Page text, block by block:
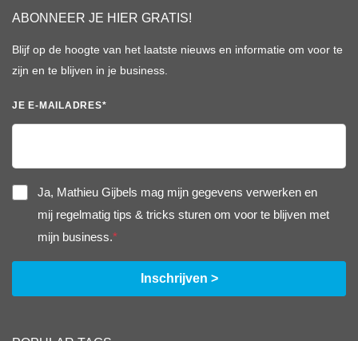
ABONNEER JE HIER GRATIS!
Blijf op de hoogte van het laatste nieuws en informatie om voor te
zijn en te blijven in je business.
JE E-MAILADRES*
Ja, Mathieu Gijbels mag mijn gegevens verwerken en
mij regelmatig tips & tricks sturen om voor te blijven met
mijn business.*